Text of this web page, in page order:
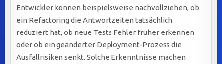
Entwickler können beispielsweise nachvollziehen, ob
ein Refactoring die Antwortzeiten tatsächlich
reduziert hat, ob neue Tests Fehler früher erkennen
oder ob ein geänderter Deployment-Prozess die
Ausfallrisiken senkt. Solche Erkenntnisse machen